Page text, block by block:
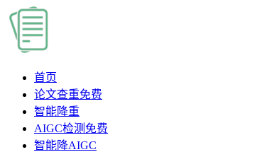
首页
论文查重免费
智能降重
AIGC检测 免费
智能降AIGC